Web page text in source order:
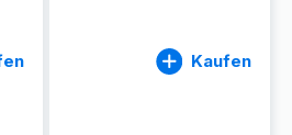
Kaufen